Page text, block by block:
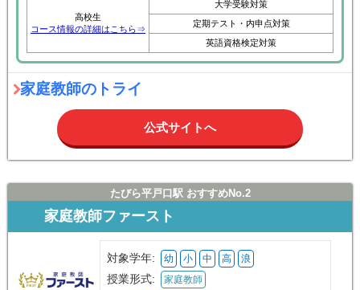
コース情報の詳細はこちら⇒
定期テスト・内申点対策
英語資格検定対策
家庭教師のトライ
公式サイトへ
家庭教師ファースト
対象学年: 幼 小 中 高 浪
授業形式: 家庭教師